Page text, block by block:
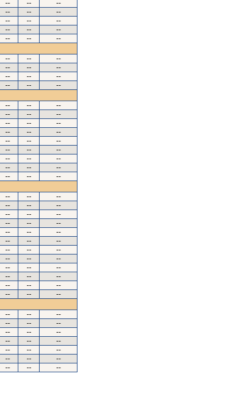
-- --
--
-- --
--
-- --
--
-- --
--
-- --
--
-- --
--
-- --
--
-- --
--
-- --
--
-- --
--
-- --
--
-- --
--
-- --
--
-- --
--
-- --
--
-- --
--
-- --
--
-- --
--
-- --
--
-- --
--
-- --
--
-- --
--
-- --
--
-- --
--
-- --
--
-- --
--
-- --
--
-- --
--
-- --
--
-- --
--
-- --
--
-- --
--
-- --
--
-- --
--
-- --
--
-- --
--
-- -- --